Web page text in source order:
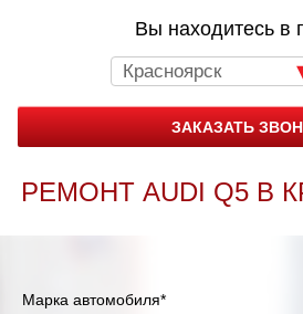
Вы находитесь в
Красноярск
ЗАКАЗАТЬ
РЕМОНТ AUDI Q5 В
Марка автомобиля*